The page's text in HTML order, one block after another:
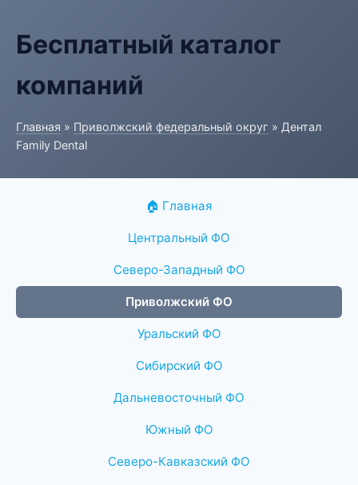
Бесплатный каталог
компаний
Главная » Приволжский федеральный округ » Дентал
Family Dental
🏠 Главная
Центральный ФО
Северо-Западный ФО
Приволжский ФО
Уральский ФО
Сибирский ФО
Дальневосточный ФО
Южный ФО
Северо-Кавказский ФО